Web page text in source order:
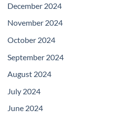
December 2024
November 2024
October 2024
September 2024
August 2024
July 2024
June 2024